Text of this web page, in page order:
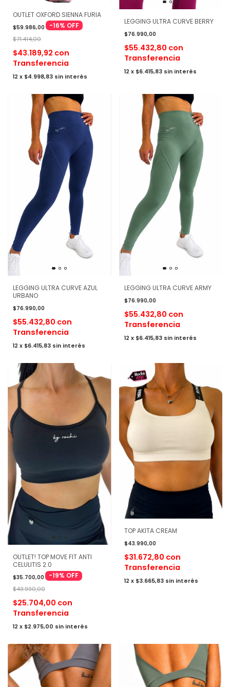
OUTLET OXFORD SIENNA FURIA
$59.986,00 -16% OFF
$71.414,00
$43.189,92 con
Transferencia
12 x $4.998,83 sin interés
LEGGING ULTRA CURVE BERRY
$76.990,00
$55.432,80 con
Transferencia
12 x $6.415,83 sin interés
LEGGING ULTRA CURVE AZUL
URBANO
$76.990,00
$55.432,80 con
Transferencia
12 x $6.415,83 sin interés
LEGGING ULTRA CURVE ARMY
$76.990,00
$55.432,80 con
Transferencia
12 x $6.415,83 sin interés
OUTLET! TOP MOVE FIT ANTI
CELULITIS 2.0
$35.700,00 -19% OFF
$43.990,00
$25.704,00 con
Transferencia
12 x $2.975,00 sin interés
TOP AKITA CREAM
$43.990,00
$31.672,80 con
Transferencia
12 x $3.665,83 sin interés